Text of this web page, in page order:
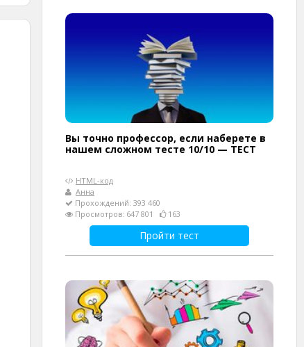
Вы точно профессор, если наберете в
нашем сложном тесте 10/10 — ТЕСТ
HTML-код
Анна
Прохождений: 393 460
Просмотров: 647 801
163
Пройти тест